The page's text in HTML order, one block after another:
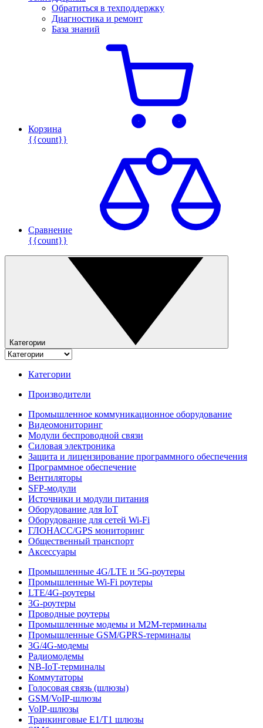
Обратиться в техподдержку
Диагностика и ремонт
База знаний
Корзина
{{count}}
Сравнение
{{count}}
Категории
Категории
Производители
Промышленное коммуникационное оборудование
Видеомониторинг
Модули беспроводной связи
Силовая электроника
Защита и лицензирование программного обеспечения
Программное обеспечение
Вентиляторы
SFP-модули
Источники и модули питания
Оборудование для IoT
Оборудование для сетей Wi-Fi
ГЛОНАСС/GPS мониторинг
Общественный транспорт
Аксессуары
Промышленные 4G/LTE и 5G-роутеры
Промышленные Wi-Fi роутеры
LTE/4G-роутеры
3G-роутеры
Проводные роутеры
Промышленные модемы и M2M-терминалы
Промышленные GSM/GPRS-терминалы
3G/4G-модемы
Радиомодемы
NB-IoT-терминалы
Коммутаторы
Голосовая связь (шлюзы)
GSM/VoIP-шлюзы
VoIP-шлюзы
Транкинговые E1/T1 шлюзы